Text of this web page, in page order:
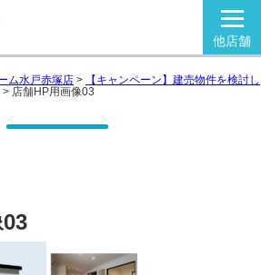
他店舗
ム水戸赤塚店 >
【キャンペーン】建売物件を検討し
> 店舗HP用画像03